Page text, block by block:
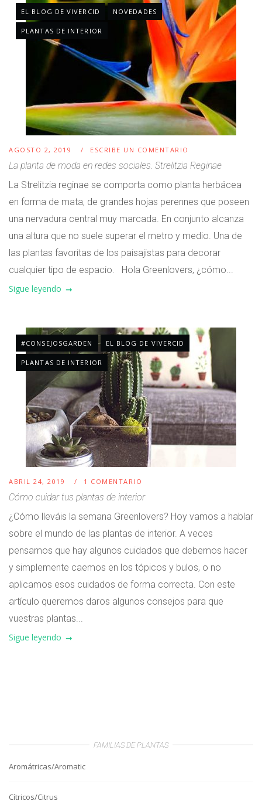
EL BLOG DE VIVERCID NOVEDADES
PLANTAS DE INTERIOR
AGOSTO 2, 2019 ESCRIBE UN COMENTARIO
La planta de moda en redes sociales. Strelitzia Reginae
La Strelitzia reginae se comporta como planta herbácea
en forma de mata, de grandes hojas perennes que poseen
una nervadura central muy marcada. En conjunto alcanza
una altura que no suele superar el metro y medio. Una de
las plantas favoritas de los paisajistas para decorar
cualquier tipo de espacio. Hola Greenlovers, ¿cómo...
Sigue leyendo
#CONSEJOSGARDEN EL BLOG DE VIVERCID
PLANTAS DE INTERIOR
ABRIL 24, 2019 1 COMENTARIO
Cómo cuidar tus plantas de interior
¿Cómo lleváis la semana Greenlovers? Hoy vamos a hablar
sobre el mundo de las plantas de interior. A veces
pensamos que hay algunos cuidados que debemos hacer
y simplemente caemos en los tópicos y bulos, o no
aplicamos esos cuidados de forma correcta. Con este
artículo queremos daros algunos consejos para que
vuestras plantas...
Sigue leyendo
FAMILIAS DE PLANTAS
Aromátricas/Aromatic
Cítricos/Citrus